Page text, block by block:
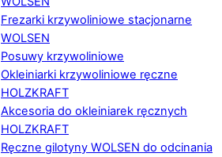
Frezarki krzywoliniowe stacjonarne
WOLSEN
Posuwy krzywoliniowe
Okleiniarki krzywoliniowe ręczne
HOLZKRAFT
Akcesoria do okleiniarek ręcznych
HOLZKRAFT
Ręczne gilotyny WOLSEN do odcinania